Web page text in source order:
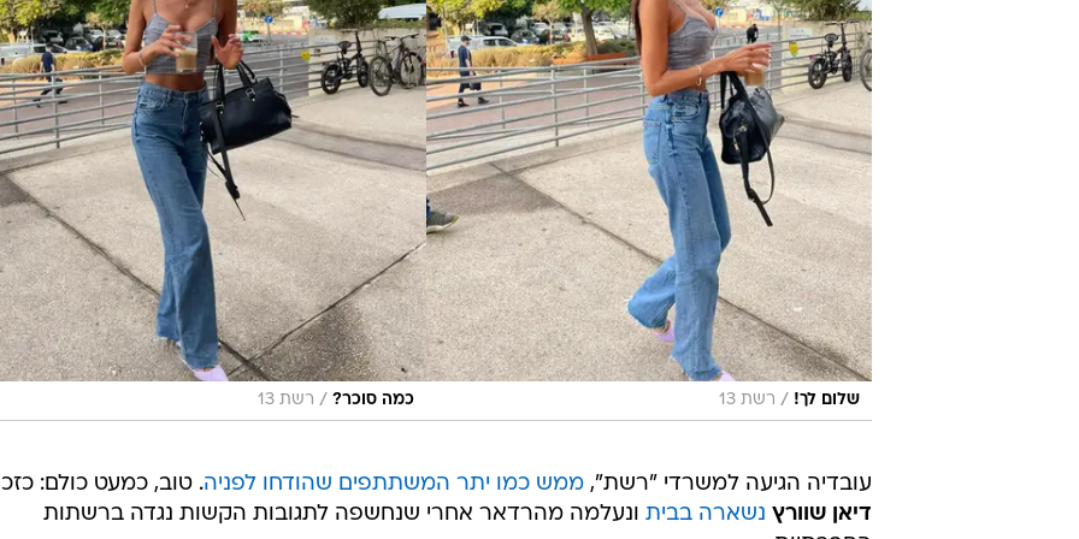
שלום לך! / רשת 13 כמה סוכר? / רשת 13
עובדיה הגיעה למשרדי "רשת", ממש כמו יתר המשתתפים שהודחו לפניה. טוב, כמעט כולם:
דיאן שוורץ נשארה בבית ונעלמה מהרדאר אחרי שנחשפה לתגובות הקשות נגדה ברשתות